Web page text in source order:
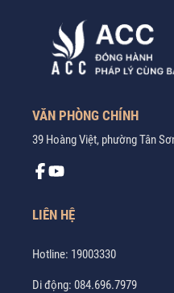
VĂN PHÒNG CHÍNH
39 Hoàng Việt, phường Tân
LIÊN HỆ
Hotline: 19003330
Di động: 084.696.7979